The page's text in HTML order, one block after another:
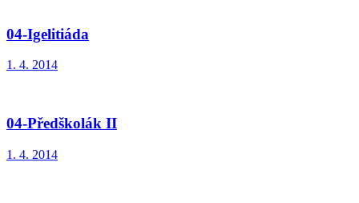
04-Igelitiáda
1. 4. 2014
04-Předškolák II
1. 4. 2014